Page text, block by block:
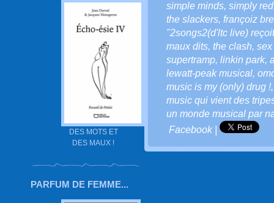
DES MOTS ET
DES MAUX !
PARFUM DE FEMME...
simple minds, simply red
the slackers, françoiz
"2songs2(d'ltc live)
maux dits, the clash,
supertramp, linkin park,
lewatt-peak musical,
music is my (only) drug !
music qui vient des
un monde musical par
Facebook|